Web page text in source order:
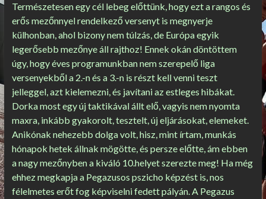
Természetesen egy cél lebeg előttünk, hogy ezt a rangos és
erős mezőnnyel rendelkező versenyt is megnyerje
külhonban, ahol bizony nem túlzás, de Európa egyik
legerősebb mezőnye áll rajthoz! Ennek okán döntöttem
úgy, hogy éves programunkban nem szerepelő liga
versenyekből a 2.-n és a 3.-n is részt kell venni teszt
jelleggel, azt kielemezni, és javítani az estleges hibákat.
Dorka most egy új taktikával állt elő, vagyis nem nyomta
maxra, inkább gyakorolt, tesztelt, új eljárásokat, elemeket.
Anikónak nehezebb dolga volt, hisz, mint írtam, munkás
hónapok hetek állnak mögötte, és persze előtte, ám ebben
a nagy mezőnyben a kiváló 10.helyet szerezte meg! Ha még
ehhez megkapja a Pegazusos pszicho képzést is, nos
félelmetes erőt fog képviselni fedett pályán. A Pegazus